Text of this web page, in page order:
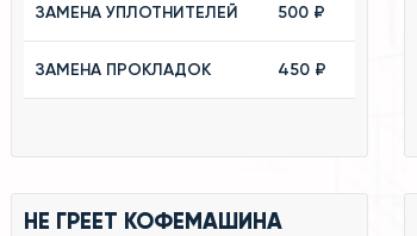
ЗАМЕНА УПЛОТНИТЕЛЕЙ 500 ₽
ЗАМЕНА ПРОКЛАДОК 450 ₽
НЕ ГРЕЕТ КОФЕМАШИНА